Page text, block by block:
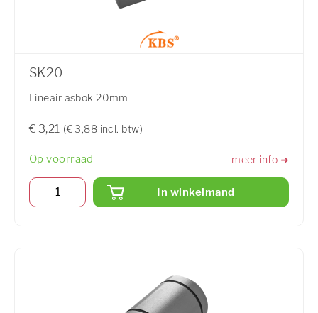
SK20
Lineair asbok 20mm
€ 3,21 (€ 3,88 incl. btw)
Op voorraad meer info ➜
In winkelmand